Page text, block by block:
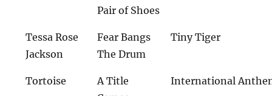
Pair of Shoes
Tessa Rose
Jackson
Fear Bangs
The Drum
Tiny Tiger
Tortoise
A Title
International